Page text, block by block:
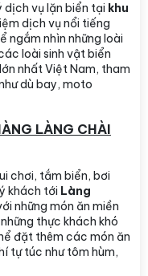
vụ lặn biển tại khu
dịch vụ nổi tiếng
ngắm nhìn những loài
loài sinh vật biển
nhất Việt Nam, tham
dù bay, moto
LÀNG CHÀI
chơi, tắm biển, bơi
khách tới Làng
những món ăn miền
thực khách khó
đặt thêm các món ăn
tự túc như tôm hùm,